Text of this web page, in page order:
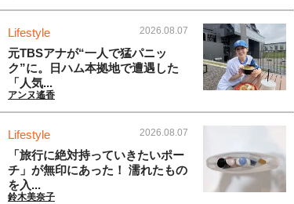
Lifestyle 2026.08.07
元TBSアナが“一人で猛パニッ
ク”に。日ハム本拠地で遭遇した
「人気...
アンヌ遙香
Lifestyle 2026.08.07
「旅行に絶対持っていきたいポー
チ」が無印にあった！ 濡れたもの
を入...
鈴木美奈子